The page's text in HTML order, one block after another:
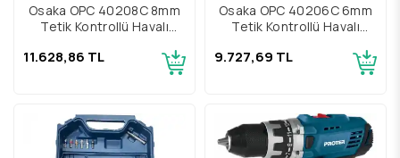
Osaka OPC 40208C 8mm
Tetik Kontrollü Havalı
11.628,86 TL
Osaka OPC 40206C 6mm
Tetik Kontrollü Havalı
9.727,69 TL